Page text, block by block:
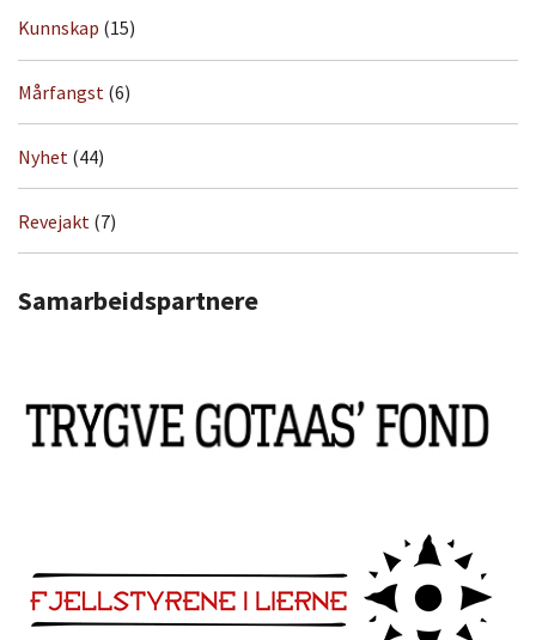
Kunnskap (15)
Mårfangst (6)
Nyhet (44)
Revejakt (7)
Samarbeidspartnere